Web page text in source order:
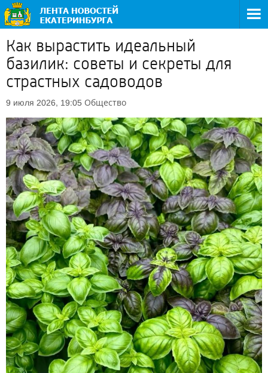
Как вырастить идеальный
базилик: советы и секреты для
страстных садоводов
9 июля 2026, 19:05 Общество